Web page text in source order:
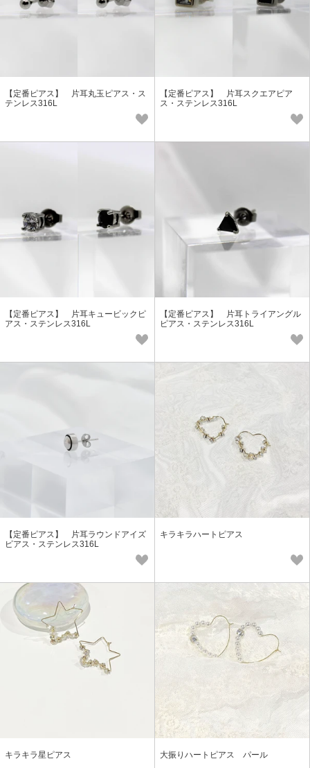
【定番ピアス】 片耳丸玉ピアス・ス
テンレス316L
【定番ピアス】 片耳スクエアピア
ス・ステンレス316L
【定番ピアス】 片耳キュービックピ
アス・ステンレス316L
【定番ピアス】 片耳トライアングル
ピアス・ステンレス316L
【定番ピアス】 片耳ラウンドアイズ
ピアス・ステンレス316L
キラキラハートピアス
キラキラ星ピアス 大振りハートピアス パール